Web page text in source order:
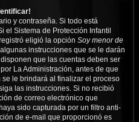
y contraseña. Si todo está
el Sistema de Protección Infantil
eligió la opción Soy menor de
instrucciones que se le darán
que las cuentas deben ser
La Administración, antes de que
le brindará al finalizar el proceso
las instrucciones. Si no recibió
de correo electrónico que
sido capturada por un filtro anti-
de e-mail que proporcionó es